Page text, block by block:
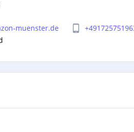
vor Kursbeginn auf das
muenster.de